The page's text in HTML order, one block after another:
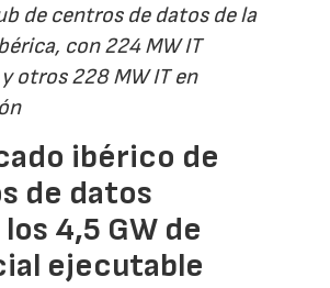
de centros de datos de la
con 224 MW IT
otros 228 MW IT en
ibérico de
de datos
4,5 GW de
ejecutable